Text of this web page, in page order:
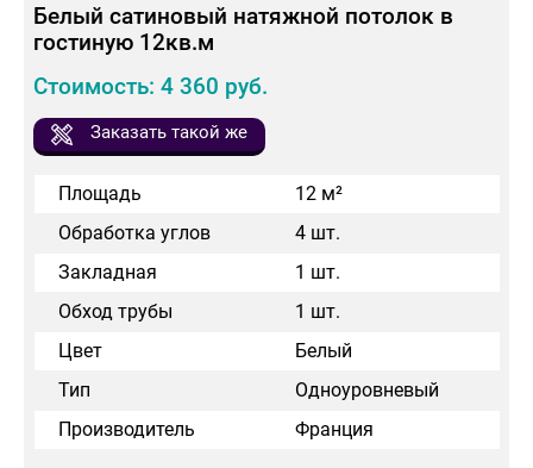
Белый сатиновый натяжной потолок в
гостиную 12кв.м
Стоимость: 4 360 руб.
Заказать такой же
Площадь
12 м²
Обработка углов
4 шт.
Закладная
1 шт.
Обход трубы
1 шт.
Цвет
Белый
Тип
Одноуровневый
Производитель
Франция